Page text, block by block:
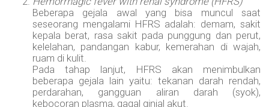
Beberapa gejala awal yang bisa muncul saat
seseorang mengalami HFRS adalah: demam, sakit
kepala berat, rasa sakit pada punggung dan perut,
kelelahan, pandangan kabur, kemerahan di wajah,
ruam di kulit.
Pada tahap lanjut, HFRS akan menimbulkan
beberapa gejala lain yaitu: tekanan darah rendah,
perdarahan, gangguan aliran darah (syok),
kebocoran plasma, gagal ginjal akut.